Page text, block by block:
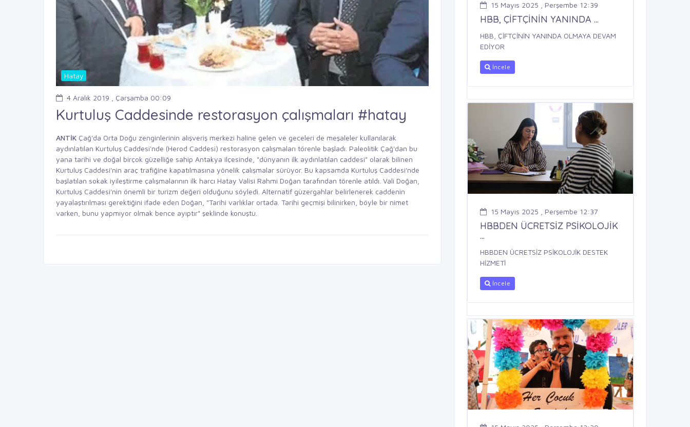
Hatay
4 Aralık 2019 , Çarşamba 00:09
Kurtuluş Caddesinde restorasyon çalışmaları #hatay
ANTİK Çağ'da Orta Doğu zenginlerinin alışveriş merkezi haline gelen ve geceleri de meşaleler kullanılarak
aydınlatılan Kurtuluş Caddesi'nde (Herod Caddesi) restorasyon çalışmaları törenle başladı. Paleolitik Çağ'dan bu
yana tarihi ve doğal birçok güzelliğe sahip Antakya ilçesinde, "dünyanın ilk aydınlatılan caddesi" olarak bilinen
Kurtuluş Caddesi'nin araç trafiğine kapatılmasına yönelik çalışmalar sürüyor. Bu kapsamda Kurtuluş Caddesi'nde
başlatılan sokak iyileştirme çalışmalarının ilk harcı Hatay Valisi Rahmi Doğan tarafından törenle atıldı. Vali Doğan,
Kurtuluş Caddesi'nin önemli bir turizm değeri olduğunu söyledi. Alternatif güzergahlar belirlenerek caddenin
yayalaştırılması gerektiğini ifade eden Doğan, "Tarihi varlıklar ortada. Tarihi geçmişi bilinirken, böyle bir nimet
varken, bunu yapmıyor olmak bence ayıptır" şeklinde konuştu.
15 Mayıs 2025 , Perşembe 12:39
HBB, ÇİFTÇİNİN YANINDA ...
HBB, ÇİFTÇİNİN YANINDA OLMAYA DEVAM
EDİYOR
İncele
15 Mayıs 2025 , Perşembe 12:37
HBBDEN ÜCRETSİZ PSİKOLOJİK
...
HBBDEN ÜCRETSİZ PSİKOLOJİK DESTEK
HİZMETİ
İncele